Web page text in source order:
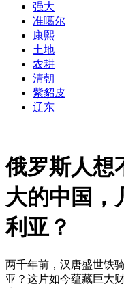
强大
准噶尔
康熙
土地
农耕
清朝
紫貂皮
辽东
俄罗斯人想
大的中国，
利亚？
两千年前，汉唐盛世铁
亚？这片如今蕴藏巨大